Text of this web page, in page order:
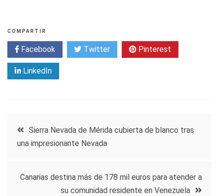
COMPARTIR
Facebook Twitter Pinterest
LinkedIn
Navegación
entradas
Sierra Nevada de Mérida cubierta de blanco tras
una impresionante Nevada
Canarias destina más de 178 mil euros para atender a
su comunidad residente en Venezuela